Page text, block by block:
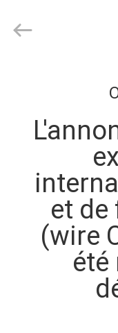
PRODUITS
PROPOS
NOUS
Rights
et de
(wire
été